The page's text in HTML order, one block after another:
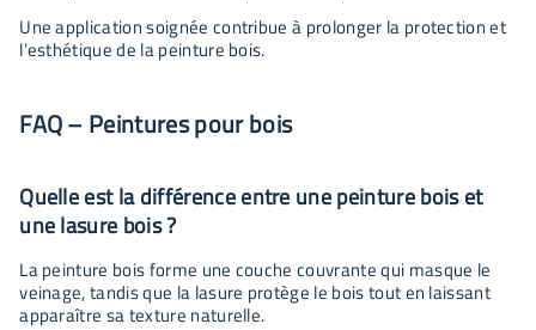
Une application soignée contribue à prolonger la protection et
l’esthétique de la peinture bois.
FAQ – Peintures pour bois
Quelle est la différence entre une peinture bois et
une lasure bois ?
La peinture bois forme une couche couvrante qui masque le
veinage, tandis que la lasure protège le bois tout en laissant
apparaître sa texture naturelle.